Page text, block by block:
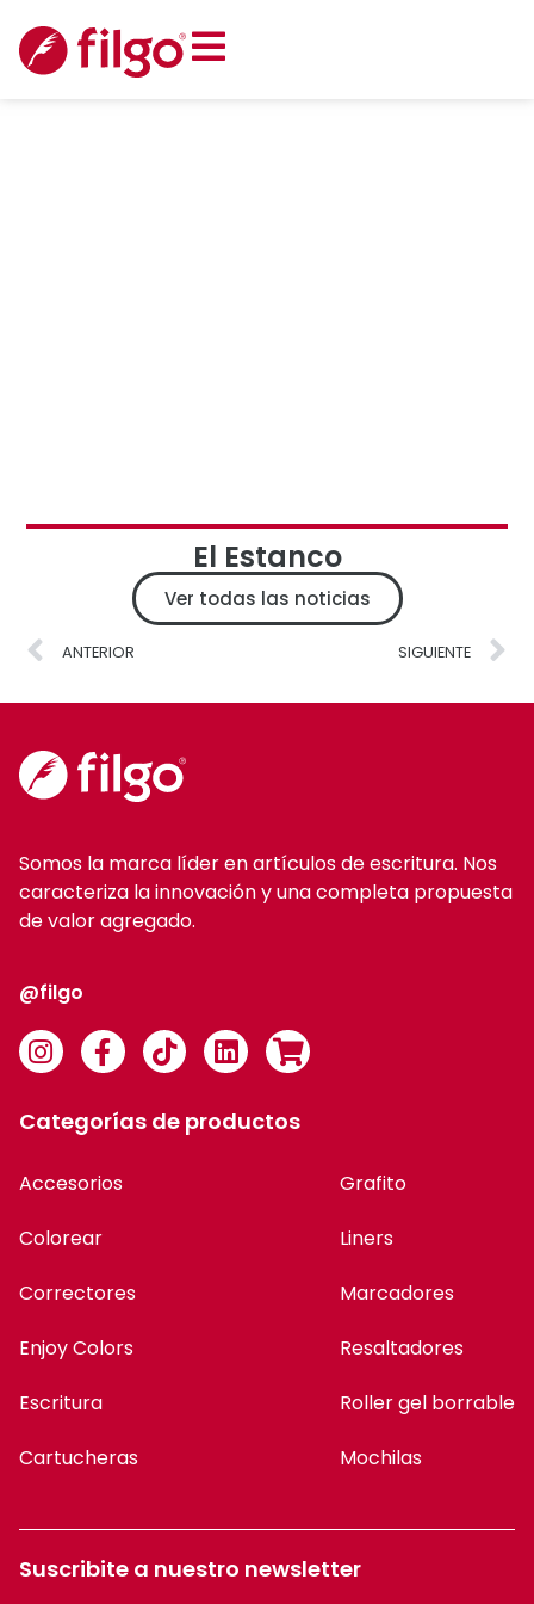
El Estanco
Ver todas las noticias
ANTERIOR SIGUIENTE
Somos la marca líder en artículos de escritura. Nos
caracteriza la innovación y una completa propuesta
de valor agregado.
@filgo
Categorías de productos
Accesorios
Colorear
Correctores
Enjoy Colors
Escritura
Cartucheras
Grafito
Liners
Marcadores
Resaltadores
Roller gel borrable
Mochilas
Suscribite a nuestro newsletter